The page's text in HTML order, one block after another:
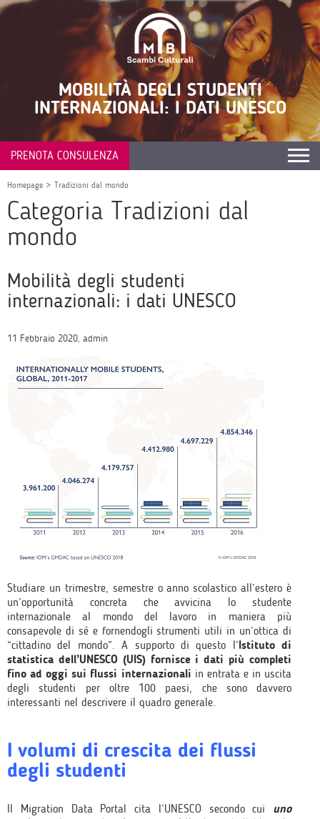
MOBILITÀ DEGLI STUDENTI
INTERNAZIONALI: I DATI UNESCO
PRENOTA CONSULENZA
Homepage > Tradizioni dal mondo
Categoria Tradizioni dal
mondo
Mobilità degli studenti
internazionali: i dati UNESCO
11 Febbraio 2020, admin
Studiare un trimestre, semestre o anno scolastico all’estero è
un’opportunità concreta che avvicina lo studente
internazionale al mondo del lavoro in maniera più
consapevole di sé e fornendogli strumenti utili in un’ottica di
“cittadino del mondo”. A supporto di questo l’Istituto di
statistica dell’UNESCO (UIS) fornisce i dati più completi
fino ad oggi sui flussi internazionali in entrata e in uscita
degli studenti per oltre 100 paesi, che sono davvero
interessanti nel descrivere il quadro generale.
I volumi di crescita dei flussi
degli studenti
Il Migration Data Portal cita l’UNESCO secondo cui uno